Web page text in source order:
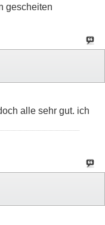
gescheiten
alle sehr gut. ich